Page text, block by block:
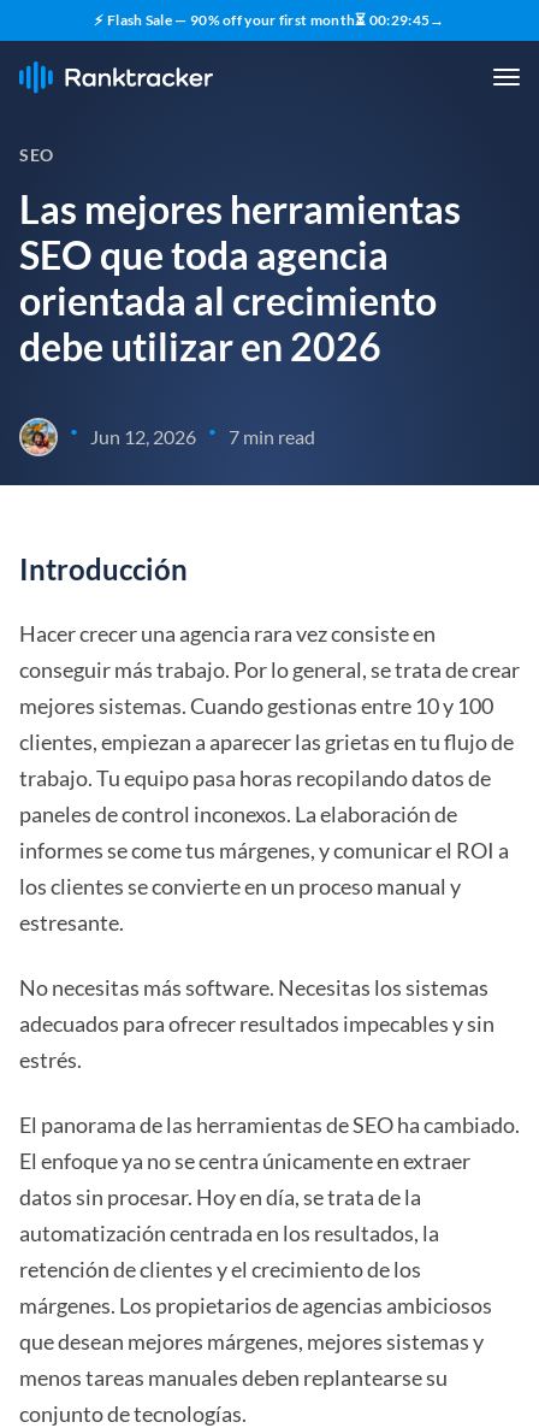
⚡ Flash Sale — 90% off your first month⏳ 00:29:44→
SEO
Las mejores herramientas
SEO que toda agencia
orientada al crecimiento
debe utilizar en 2026
• Jun 12, 2026 • 7 min read
Introducción
Hacer crecer una agencia rara vez consiste en
conseguir más trabajo. Por lo general, se trata de crear
mejores sistemas. Cuando gestionas entre 10 y 100
clientes, empiezan a aparecer las grietas en tu flujo de
trabajo. Tu equipo pasa horas recopilando datos de
paneles de control inconexos. La elaboración de
informes se come tus márgenes, y comunicar el ROI a
los clientes se convierte en un proceso manual y
estresante.
No necesitas más software. Necesitas los sistemas
adecuados para ofrecer resultados impecables y sin
estrés.
El panorama de las herramientas de SEO ha cambiado.
El enfoque ya no se centra únicamente en extraer
datos sin procesar. Hoy en día, se trata de la
automatización centrada en los resultados, la
retención de clientes y el crecimiento de los
márgenes. Los propietarios de agencias ambiciosos
que desean mejores márgenes, mejores sistemas y
menos tareas manuales deben replantearse su
conjunto de tecnologías.